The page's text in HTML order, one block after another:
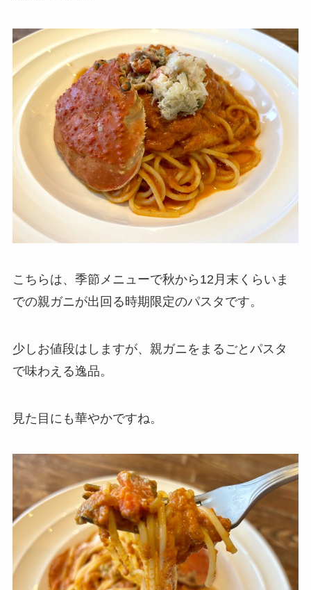
こちらは、季節メニューで秋から12月末くらいま
での親ガニが出回る時期限定のパスタです。
少しお値段はしますが、親ガニをまるごとパスタ
で味わえる逸品。
見た目にも華やかですね。